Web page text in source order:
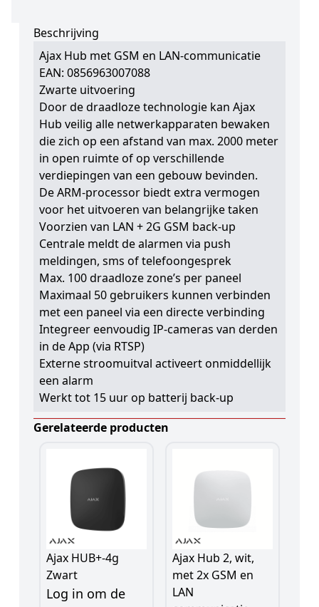
Beschrijving
Ajax Hub met GSM en LAN-communicatie
EAN: 0856963007088
Zwarte uitvoering
Door de draadloze technologie kan Ajax
Hub veilig alle netwerkapparaten bewaken
die zich op een afstand van max. 2000 meter
in open ruimte of op verschillende
verdiepingen van een gebouw bevinden.
De ARM-processor biedt extra vermogen
voor het uitvoeren van belangrijke taken
Voorzien van LAN + 2G GSM back-up
Centrale meldt de alarmen via push
meldingen, sms of telefoongesprek
Max. 100 draadloze zone’s per paneel
Maximaal 50 gebruikers kunnen verbinden
met een paneel via een directe verbinding
Integreer eenvoudig IP-cameras van derden
in de App (via RTSP)
Externe stroomuitval activeert onmiddellijk
een alarm
Werkt tot 15 uur op batterij back-up
Gerelateerde producten
Ajax HUB+-4g
Zwart
Log in om de
Ajax Hub 2, wit,
met 2x GSM en
LAN